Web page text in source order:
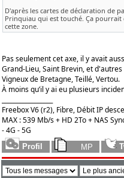
D'après les cartes de déclaration de
Prinquiau qui est touché. Ça pourrait
cette zone.
Pas seulement cet axe, il y avait
Grand-Lieu, Saint Brevin, et
Vigneux de Bretagne, Teillé, Vertou.
À moins qu’il y ai eu plusieurs
Freebox V6 (r2), Fibre, Débit IP
MAX : 539 Mb/s + HD 2To + NAS
- 4G - 5G